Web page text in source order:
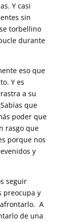
Y casi
sin
torbellino
durante
eso que
Y es
a su
que
poder que
rasgo que
porque nos
y
seguir
preocupa y
A
de una